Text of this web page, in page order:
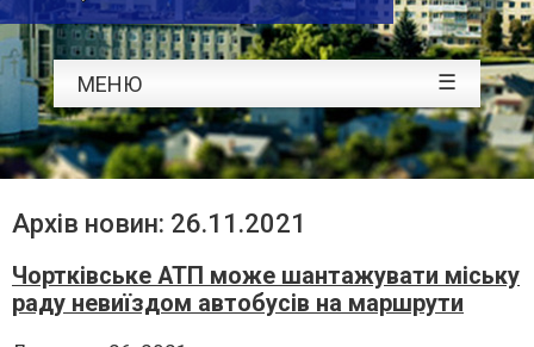
МЕНЮ ☰
Архів новин: 26.11.2021
Чортківське АТП може шантажувати міську
раду невиїздом автобусів на маршрути